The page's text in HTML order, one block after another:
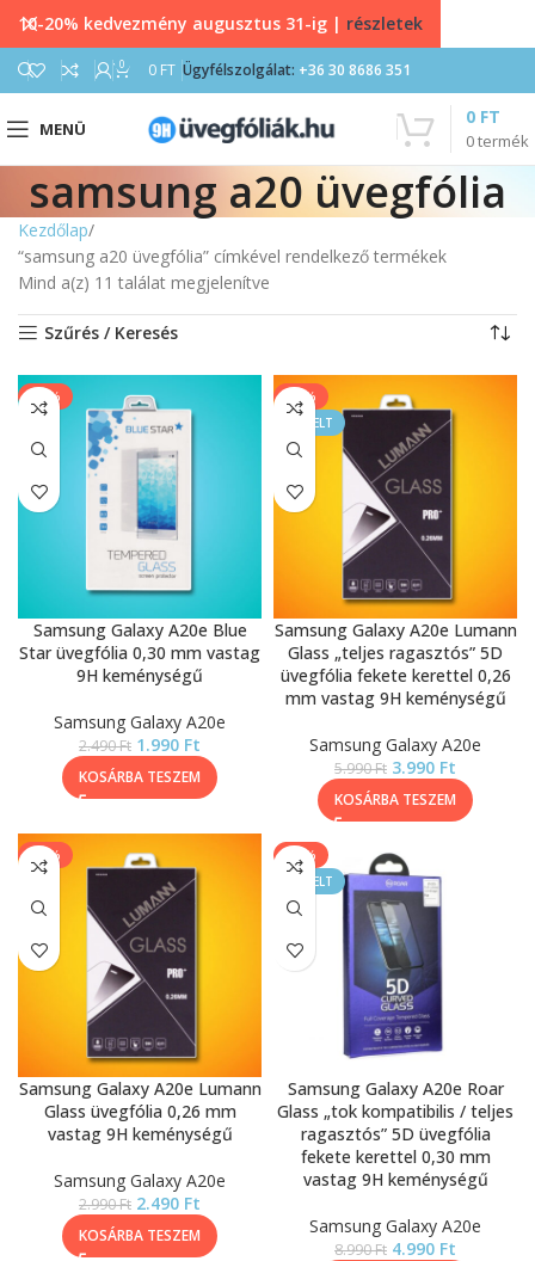
0 0 FT Ügyfélszolgálat: +36 30 8686 351
MENÜ
0termék
0 FT
samsung a20 üvegfólia
Kezdőlap
“samsung a20 üvegfólia” címkével rendelkező termékek
Mind a(z) 11 találat megjelenítve
Szűrés / Keresés
-20%
Samsung Galaxy A20e Blue
Star üvegfólia 0,30 mm vastag
9H keménységű
Samsung Galaxy A20e
2.490Ft 1.990 Ft
KOSÁRBA TESZEM
-33%
KIEMELT
Samsung Galaxy A20e Lumann
Glass „teljes ragasztós” 5D
üvegfólia fekete kerettel 0,26
mm vastag 9H keménységű
Samsung Galaxy A20e
5.990Ft 3.990 Ft
KOSÁRBA TESZEM
-17%
Samsung Galaxy A20e Lumann
Glass üvegfólia 0,26 mm
vastag 9H keménységű
Samsung Galaxy A20e
2.990Ft 2.490 Ft
KOSÁRBA TESZEM
-44%
KIEMELT
Samsung Galaxy A20e Roar
Glass „tok kompatibilis / teljes
ragasztós” 5D üvegfólia
fekete kerettel 0,30 mm
vastag 9H keménységű
Samsung Galaxy A20e
8.990Ft 4.990 Ft
10-20% kedvezmény augusztus 31-ig | részletek